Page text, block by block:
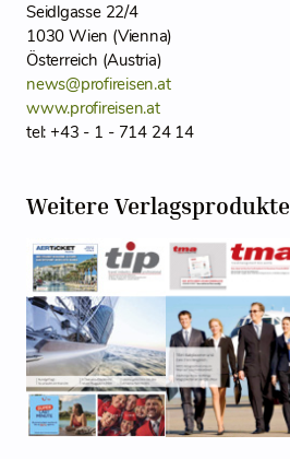
Seidlgasse 22/4
1030 Wien (Vienna)
Österreich (Austria)
news@profireisen.at
www.profireisen.at
tel: +43 - 1 - 714 24 14
Weitere Verlagsprodukte